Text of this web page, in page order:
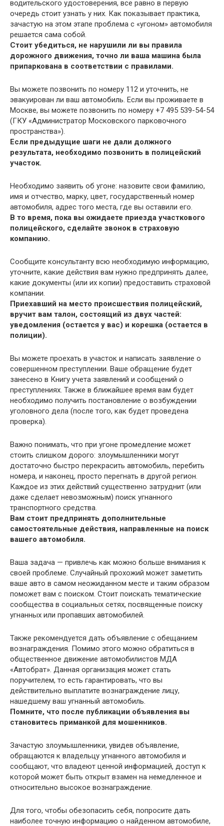
водительского удостоверения, все равно в первую
очередь стоит узнать у них. Как показывает практика,
зачастую на этом этапе проблема с «угоном» автомобиля
решается сама собой.
Стоит убедиться, не нарушили ли вы правила
дорожного движения, точно ли ваша машина была
припаркована в соответствии с правилами.
Вы можете позвонить по номеру 112 и уточнить, не
эвакуирован ли ваш автомобиль. Если вы проживаете в
Москве, вы можете позвонить по номеру +7 495 539-54-54
(ГКУ «Администратор Московского парковочного
пространства»).
Если предыдущие шаги не дали должного
результата, необходимо позвонить в полицейский
участок.
Необходимо заявить об угоне: назовите свои фамилию,
имя и отчество, марку, цвет, государственный номер
автомобиля, адрес того места, где вы оставили его.
В то время, пока вы ожидаете приезда участкового
полицейского, сделайте звонок в страховую
компанию.
Сообщите консультанту всю необходимую информацию,
уточните, какие действия вам нужно предпринять далее,
какие документы (или их копии) предоставить страховой
компании.
Приехавший на место происшествия полицейский,
вручит вам талон, состоящий из двух частей:
уведомления (остается у вас) и корешка (остается в
полиции).
Вы можете проехать в участок и написать заявление о
совершенном преступлении. Ваше обращение будет
занесено в Книгу учета заявлений и сообщений о
преступлениях. Также в ближайшее время вам будет
необходимо получить постановление о возбуждении
уголовного дела (после того, как будет проведена
проверка).
Важно понимать, что при угоне промедление может
стоить слишком дорого: злоумышленники могут
достаточно быстро перекрасить автомобиль, перебить
номера, и наконец, просто перегнать в другой регион.
Каждое из этих действий существенно затруднит (или
даже сделает невозможным) поиск угнанного
транспортного средства.
Вам стоит предпринять дополнительные
самостоятельные действия, направленные на поиск
вашего автомобиля.
Ваша задача — привлечь как можно больше внимания к
своей проблеме. Случайный прохожий может заметить
ваше авто в самом неожиданном месте и таким образом
поможет вам с поиском. Стоит поискать тематические
сообщества в социальных сетях, посвященные поиску
угнанных или пропавших автомобилей.
Также рекомендуется дать объявление с обещанием
вознаграждения. Помимо этого можно обратиться в
общественное движение автомобилистов МДА
«Автобрат». Данная организация может стать
поручителем, то есть гарантировать, что вы
действительно выплатите вознаграждение лицу,
нашедшему ваш угнанный автомобиль.
Помните, что после публикации объявления вы
становитесь приманкой для мошенников.
Зачастую злоумышленники, увидев объявление,
обращаются к владельцу угнанного автомобиля и
сообщают, что владеют ценной информацией, доступ к
которой может быть открыт взамен на немедленное и
относительно высокое вознаграждение.
Для того, чтобы обезопасить себя, попросите дать
наиболее точную информацию о найденном автомобиле,